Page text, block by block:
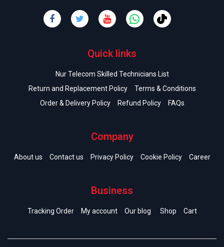
Quick links
Nur Telecom Skilled Technicians List
Return and Replacement Policy
Terms & Conditions
Order & Delivery Policy
Refund Policy FAQs
Company
About us Contact us Privacy Policy Cookie Policy Career
Business
Tracking Order My account Our blog Shop Cart